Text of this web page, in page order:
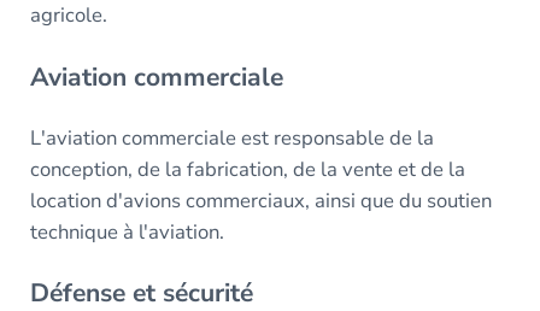
agricole.
Aviation commerciale
L'aviation commerciale est responsable de la
conception, de la fabrication, de la vente et de la
location d'avions commerciaux, ainsi que du soutien
technique à l'aviation.
Défense et sécurité